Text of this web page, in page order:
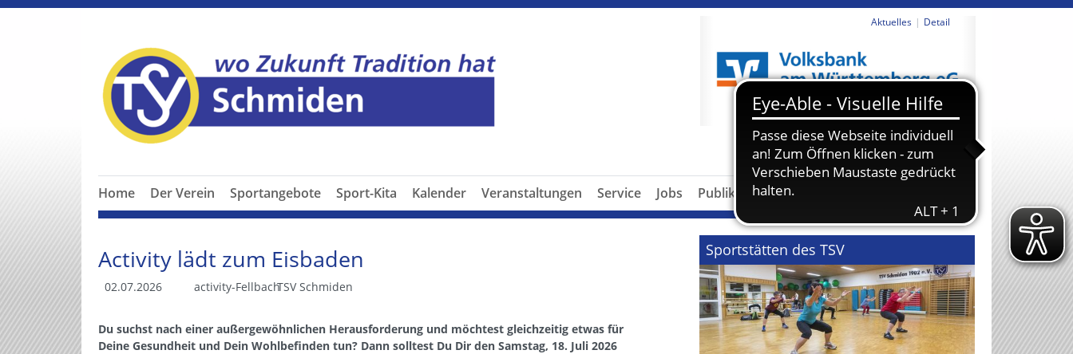
Aktuelles Detail
Previous Next
Home Der Verein Sportangebote Sport-Kita Kalender Veranstaltungen Service Jobs Publikationen
Activity lädt zum Eisbaden
02.07.2026 activity-FellbachTSV Schmiden
Du suchst nach einer außergewöhnlichen Herausforderung und möchtest gleichzeitig etwas für
Deine Gesundheit und Dein Wohlbefinden tun? Dann solltest Du Dir den Samstag, 18. Juli 2026
Sportstätten des TSV